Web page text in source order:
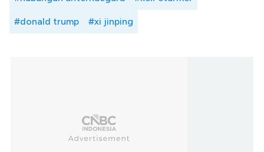
#donald trump #xi jinping